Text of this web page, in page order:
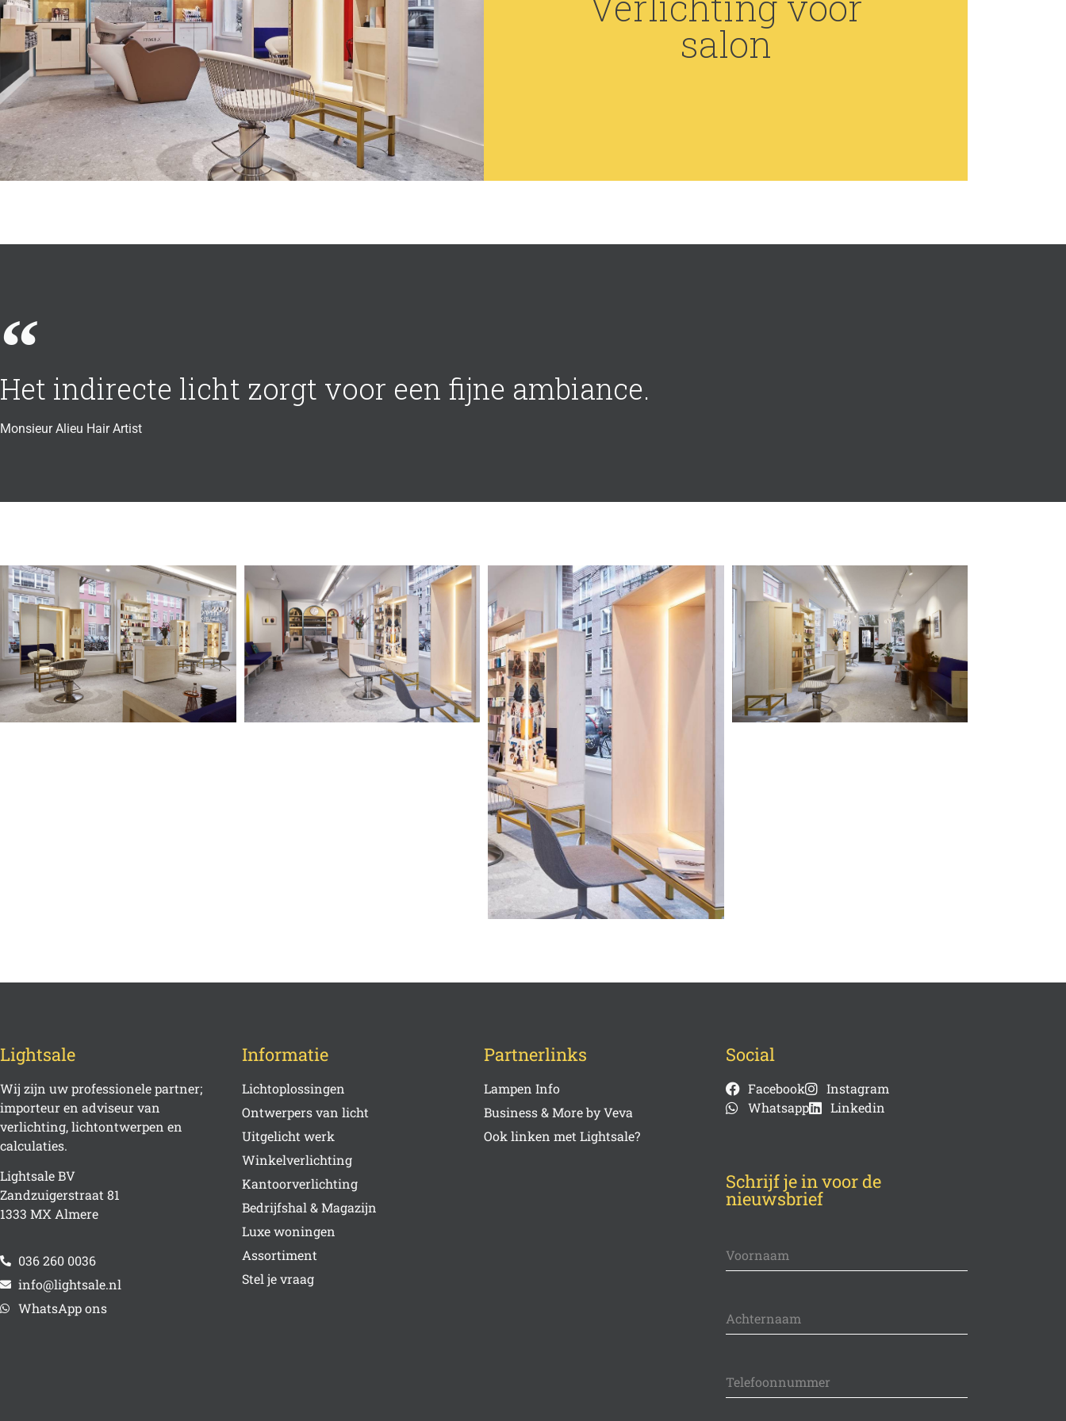
salon
Het indirecte licht zorgt voor een fijne ambiance.
Monsieur Alieu Hair Artist
Lightsale
Wij zijn uw professionele partner;
importeur en adviseur van
verlichting, lichtontwerpen en
calculaties.
Lightsale BV
Zandzuigerstraat 81
1333 MX Almere
036 260 0036
info@lightsale.nl
WhatsApp ons
Informatie
Lichtoplossingen
Ontwerpers van licht
Uitgelicht werk
Winkelverlichting
Kantoorverlichting
Bedrijfshal & Magazijn
Luxe woningen
Assortiment
Stel je vraag
Partnerlinks
Lampen Info
Business & More by Veva
Ook linken met Lightsale?
Social
Facebook
Instagram
Whatsapp
Linkedin
Schrijf je in voor de
nieuwsbrief
Voornaam
Achternaam
Telefoonnummer